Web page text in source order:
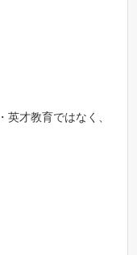
才教育ではなく、